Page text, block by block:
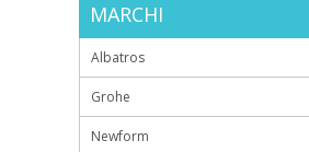
MARCHI
Albatros
Grohe
Newform